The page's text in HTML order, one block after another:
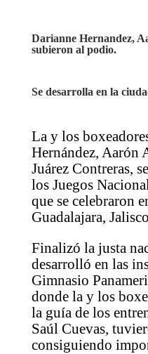
Darianne Hernandez,
subieron al podio.
Se desarrolla en la
La y los
Hernández, Aarón
Juárez Contreras,
los Juegos
que se celebraron
Guadalajara,
Finalizó la justa
desarrolló en las
Gimnasio
donde la y los
la guía de los
Saúl Cuevas,
consiguiendo